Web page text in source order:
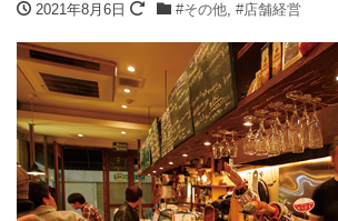
2021年8月6日 #その他, #店舗経営